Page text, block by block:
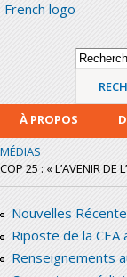
French logo
À PROPOS
MÉDIAS
COP 25 : « L’AVENIR DE
Nouvelles
Riposte de la CEA
Renseignements